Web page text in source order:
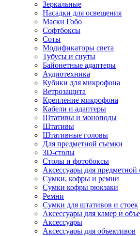
Зеркальные
Насадки для освещения
Маски Гобо
Софтбоксы
Соты
Модификаторы света
Тубусы и снуты
Байонетные адаптеры
Аудиотехника
Кубики для микрофона
Ветрозащита
Крепление микрофона
Кабели и адаптеры
Штативы и моноподы
Штативы
Штативные головы
Для предметной съемки
3D-столы
Столы и фотобоксы
Аксессуары для предметной
Сумки, кофры и ремни
Сумки кофры рюкзаки
Ремни
Сумки для штативов и стоек
Аксессуары для камер и
Аксессуары
Аксессуары для объективов